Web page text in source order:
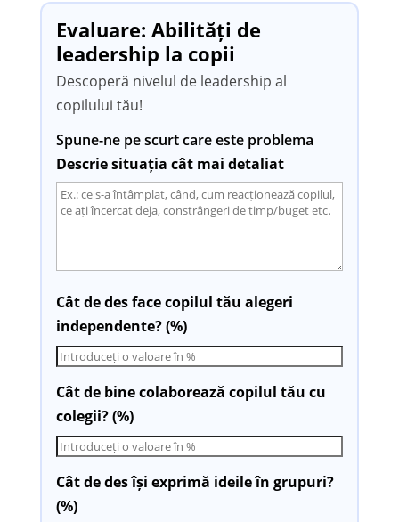
Evaluare: Abilități de
leadership la copii
Descoperă nivelul de leadership al
copilului tău!
Spune-ne pe scurt care este problema
Descrie situația cât mai detaliat
Cât de des face copilul tău alegeri
independente? (%)
Cât de bine colaborează copilul tău cu
colegii? (%)
Cât de des își exprimă ideile în grupuri?
(%)